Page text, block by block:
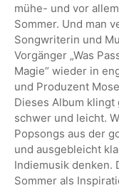
mühe- und vor
Sommer. Und man
Songwriterin und
Vorgänger „Was
Magie“ wieder in
und Produzent
Dieses Album
schwer und leicht.
Popsongs aus der
und ausgebleicht
Indiemusik denken.
Sommer als